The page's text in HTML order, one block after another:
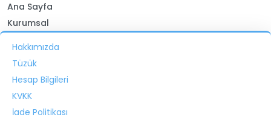
Ana Sayfa
Kurumsal
Hakkımızda
Tüzük
Hesap Bilgileri
KVKK
İade Politikası